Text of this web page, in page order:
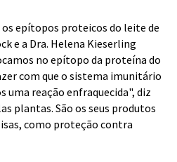
epítopos proteicos do leite de
e a Dra. Helena Kieserling
no epítopo da proteína do
com que o sistema imunitário
uma reação enfraquecida", diz
plantas. São os seus produtos
como proteção contra